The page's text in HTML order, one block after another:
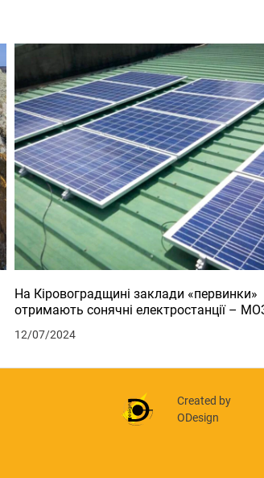
На Кіровоградщині заклади «первинки»
отримають сонячні електростанції –
12/07/2024
Created by
ODesign